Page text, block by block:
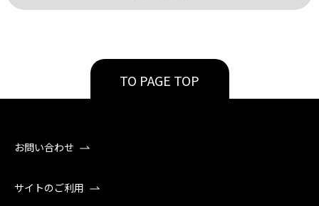
TO PAGE TOP
お問い合わせ
サイトのご利用